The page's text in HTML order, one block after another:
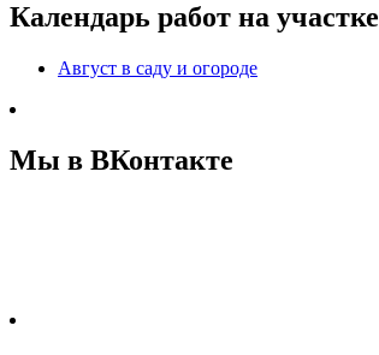
Календарь работ на участке
Август в саду и огороде
Мы в ВКонтакте